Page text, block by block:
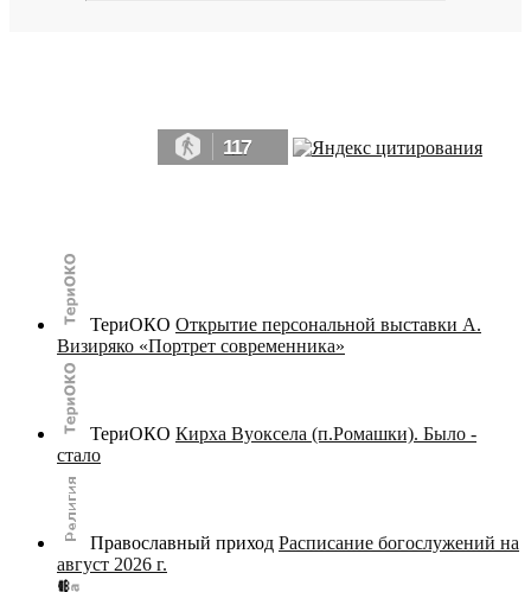
117
ТериОКО Открытие персональной выставки А.
Визиряко «Портрет современника»
ТериОКО Кирха Вуоксела (п.Ромашки). Было -
стало
Православный приход Расписание богослужений на
август 2026 г.